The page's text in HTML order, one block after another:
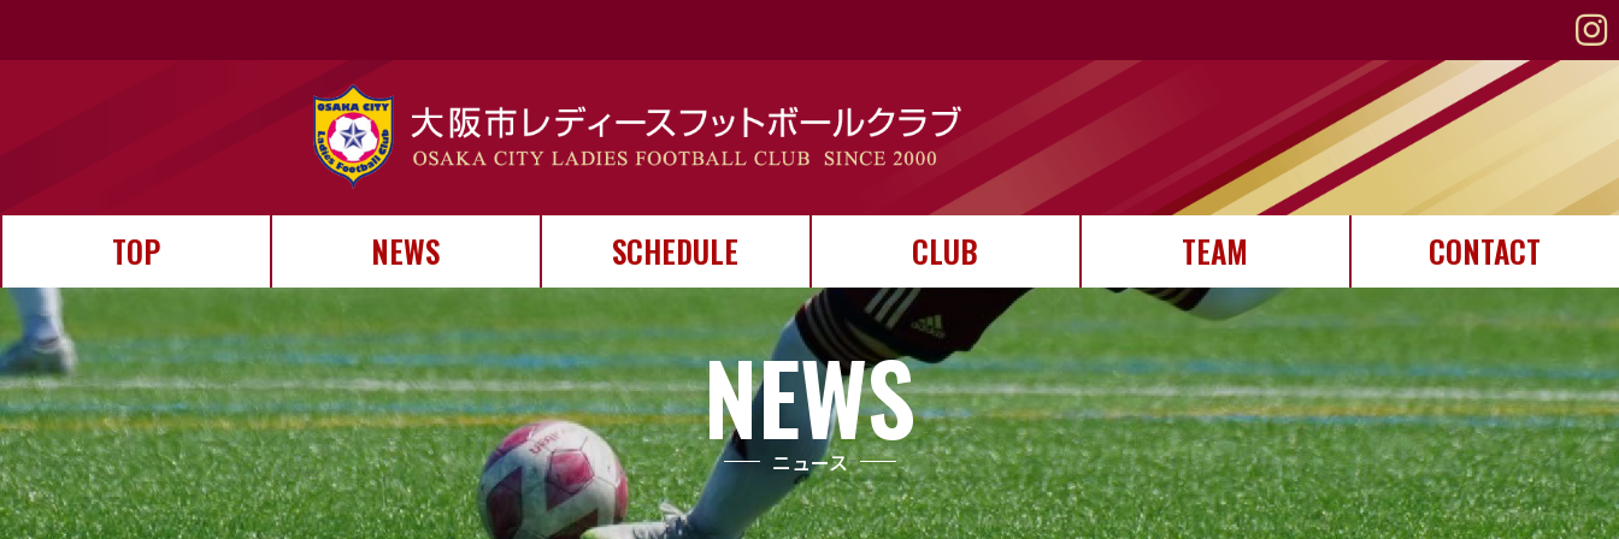
TOP NEWS
お知らせ
試合結果
イベント
SCHEDULE
カレンダー
スケジュール
試合結果
CLUB
クラブについて
クラブ運営
ユニフォーム
TEAM
選手紹介
STAFF紹介
CONTACT
メンバー募集
お問い合わせ
NEWS
ニュース